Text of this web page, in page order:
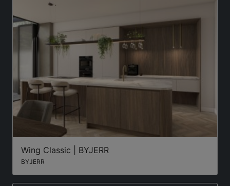
Wing Classic | BYJERR
BYJERR